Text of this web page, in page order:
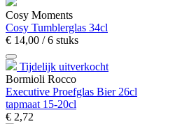
Cosy Moments
Cosy Tumblerglas 34cl
€ 14,00 / 6 stuks
Tijdelijk uitverkocht
Bormioli Rocco
Executive Proefglas Bier 26cl
tapmaat 15-20cl
€ 2,72